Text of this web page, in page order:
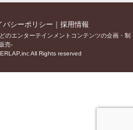
バシーポリシー 採用情報
のエンターテインメントコンテンツの企画・制
売-
All Rights reserved